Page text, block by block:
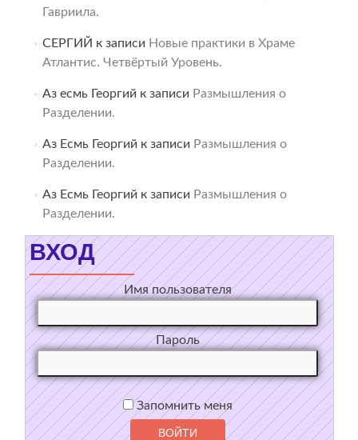
Гавриила.
СЕРГИЙ к записи Новые практики в Храме
Атлантис. Четвёртый Уровень.
Аз есмь Георгий к записи Размышления о
Разделении.
Аз Есмь Георгий к записи Размышления о
Разделении.
Аз Есмь Георгий к записи Размышления о
Разделении.
ВХОД
Имя пользователя
Пароль
Запомнить меня